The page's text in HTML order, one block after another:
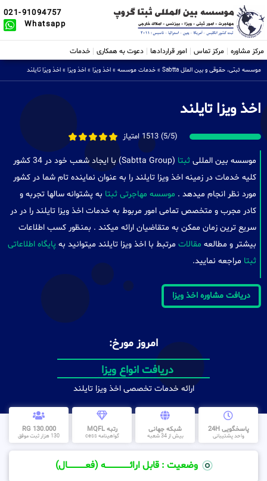
021-91094757
Whatsapp
مرکز مشاوره مرکز تماس امور قراردادها دعوت به همکاری خدمات
موسسه ثبتی، حقوقی و بین الملل Sabtta » خدمات موسسه » اخذ ویزا » اخذ ویزا » اخذ ویزا تایلند
اخذ ویزا تایلند
(5/5) 1513 امتیاز
موسسه بین المللی ثبتا
(Sabtta Group) با ایجاد شعب خود در 34 کشور
کلیه خدمات در زمینه اخذ ویزا تایلند را به عنوان نماینده تام شما در کشور
مورد نظر انجام میدهد . موسسه مهاجرتی ثبتا به پشتوانه سالها تجربه و
کادر مجرب و متخصص تمامی امور مربوط به خدمات اخذ ویزا تایلند را در در
سریع ترین زمان ممکن به متقاضیان ارائه میکند . بمنظور کسب اطلاعات
بیشتر و مطالعه مقالات مرتبط با اخذ ویزا تایلند میتوانید به پایگاه اطلاعاتی
ثبتا مراجعه نمایید.
دریافت مشاوره اخذ ویزا
امروز مورخ:
دریافت انواع ویزا
ارائه خدمات تخصصی اخذ ویزا تایلند
پاسخگویی 24H
واحد پشتیبانی
شبکه جهانی
بیش از 34 شعبه
رتبه MQFL
گواهینامه cess
130.000 RG
130 هزار ثبت موفق
وضعیت : قابل ارائــــــــــــــــــــه (فعـــــــــــــــال)